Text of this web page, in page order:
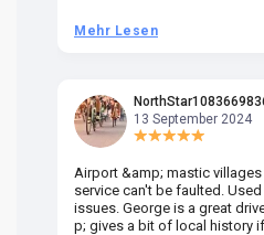
Mehr Lesen
13 September 2024
Airport &amp; mastic
service can't be faulted. Used
issues. George is a great
p; gives a bit of local history